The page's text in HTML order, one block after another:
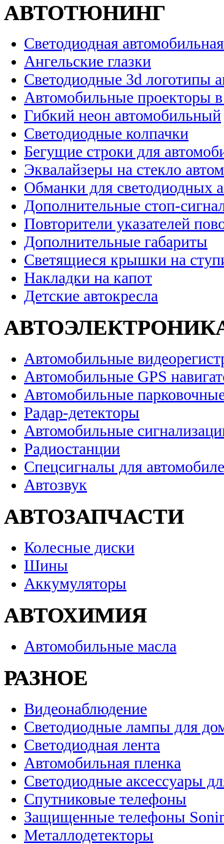
АВТОТЮНИНГ
Светодиодная
Ангельские глазки
Светодиодные 3d логотипы
Автомобильные проекторы
Гибкий неон автомобильный
Светодиодные колпачки
Бегущие строки для
Эквалайзеры на стекло
Обманки для светодиодных
Дополнительные стоп-
Повторители указателей
Дополнительные габариты
Светящиеся крышки на
Накладки на капот
Детские автокресла
Автомобильные
Автомобильные GPS
Автомобильные
Радар-детекторы
Автомобильные
Радиостанции
Спецсигналы для
Автозвук
АВТОЗАПЧАСТИ
Колесные диски
Шины
Аккумуляторы
АВТОХИМИЯ
Автомобильные масла
РАЗНОЕ
Видеонаблюдение
Светодиодные лампы для
Светодиодная лента
Автомобильная пленка
Светодиодные аксессуары
Спутниковые телефоны
Защищенные телефоны
Металлодетекторы